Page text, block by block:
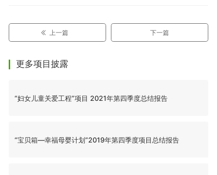
上一篇 下一篇
更多项目披露
“妇女儿童关爱工程”项目 2021年第四季度总结报告
“宝贝箱—幸福母婴计划”2019年第四季度项目总结报告